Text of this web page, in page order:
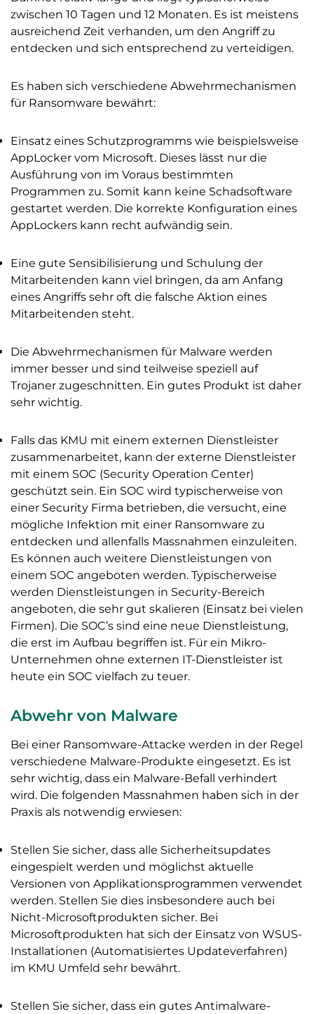
zwischen 10 Tagen und 12 Monaten. Es ist meistens
ausreichend Zeit verhanden, um den Angriff zu
entdecken und sich entsprechend zu verteidigen.
Es haben sich verschiedene Abwehrmechanismen
für Ransomware bewährt:
Einsatz eines Schutzprogramms wie beispielsweise
AppLocker vom Microsoft. Dieses lässt nur die
Ausführung von im Voraus bestimmten
Programmen zu. Somit kann keine Schadsoftware
gestartet werden. Die korrekte Konfiguration eines
AppLockers kann recht aufwändig sein.
Eine gute Sensibilisierung und Schulung der
Mitarbeitenden kann viel bringen, da am Anfang
eines Angriffs sehr oft die falsche Aktion eines
Mitarbeitenden steht.
Die Abwehrmechanismen für Malware werden
immer besser und sind teilweise speziell auf
Trojaner zugeschnitten. Ein gutes Produkt ist daher
sehr wichtig.
Falls das KMU mit einem externen Dienstleister
zusammenarbeitet, kann der externe Dienstleister
mit einem SOC (Security Operation Center)
geschützt sein. Ein SOC wird typischerweise von
einer Security Firma betrieben, die versucht, eine
mögliche Infektion mit einer Ransomware zu
entdecken und allenfalls Massnahmen einzuleiten.
Es können auch weitere Dienstleistungen von
einem SOC angeboten werden. Typischerweise
werden Dienstleistungen in Security-Bereich
angeboten, die sehr gut skalieren (Einsatz bei vielen
Firmen). Die SOC’s sind eine neue Dienstleistung,
die erst im Aufbau begriffen ist. Für ein Mikro-
Unternehmen ohne externen IT-Dienstleister ist
heute ein SOC vielfach zu teuer.
Abwehr von Malware
Bei einer Ransomware-Attacke werden in der Regel
verschiedene Malware-Produkte eingesetzt. Es ist
sehr wichtig, dass ein Malware-Befall verhindert
wird. Die folgenden Massnahmen haben sich in der
Praxis als notwendig erwiesen:
Stellen Sie sicher, dass alle Sicherheitsupdates
eingespielt werden und möglichst aktuelle
Versionen von Applikationsprogrammen verwendet
werden. Stellen Sie dies insbesondere auch bei
Nicht-Microsoftprodukten sicher. Bei
Microsoftprodukten hat sich der Einsatz von WSUS-
Installationen (Automatisiertes Updateverfahren)
im KMU Umfeld sehr bewährt.
Stellen Sie sicher, dass ein gutes Antimalware-